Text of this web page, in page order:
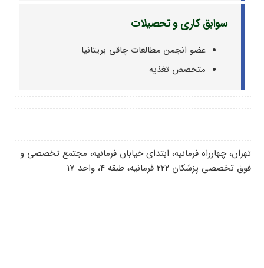
سوابق کاری و تحصیلات
عضو انجمن مطالعات چاقی بریتانیا
متخصص تغذیه
تهران، چهارراه فرمانیه، ابتدای خیابان فرمانیه، مجتمع تخصصی و
فوق تخصصی پزشکان 222 فرمانیه، طبقه 4، واحد 17